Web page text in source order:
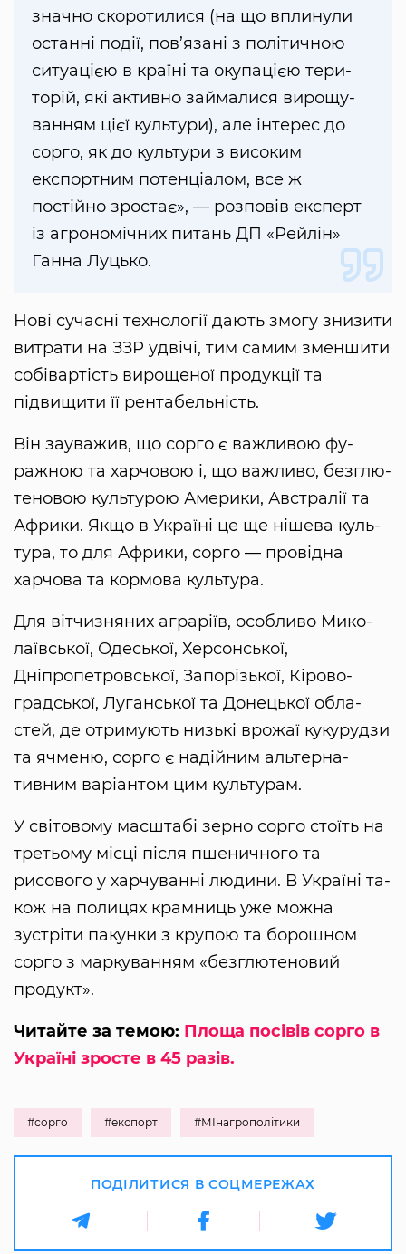
знач­но скоро­ти­ли­ся (на що впли­ну­ли
ос­танні події, пов’язані з політичною
си­ту­ацією в країні та окупацією те­ри­
торій, які ак­тивно займали­ся ви­ро­щу­
ванням цієї куль­ту­ри), але інтерес до
сорго, як до куль­ту­ри з ви­со­ким
експорт­ним по­тенціалом, все ж
постійно зростає», — розповів експерт
із агрономічних питань ДП «Рейлін»
Ганна Луцько.
Нові су­часні техно­логії да­ють змогу знизи­ти
ви­тра­ти на ЗЗР удвічі, тим са­мим змен­ши­ти
собівартість ви­ро­ще­ної продукції та
підвищи­ти її рента­бель­ність.
Він зауважив, що сор­го є важли­вою фу­
ражною та харчо­вою і, що важли­во, безглю­
те­но­вою куль­ту­рою Аме­ри­ки, Авст­ралії та
Афри­ки. Якщо в Ук­раїні це ще ніше­ва куль­
ту­ра, то для Афри­ки, сорго — провідна
харчо­ва та кормо­ва куль­ту­ра.
Для вітчиз­ня­них аг­раріїв, особ­ли­во Мико­
лаївської, Одесь­кої, Хер­сонської,
Дніпропетровської, Запо­різь­кої, Кіро­во­
градсь­кої, Луганської та Донець­кої об­ла­
стей, де отриму­ють низькі врожаї кукурудзи
та ячме­ню, сорго є надійним альтерна­
тивним варіан­том цим куль­ту­рам.
У світо­во­му масштабі зерно сорго стоїть на
треть­ому місці після пшенично­го та
рисового у харчу­ванні лю­ди­ни. В Україні та­
кож на по­ли­цях крам­ниць уже можна
зустріти па­кунки з крупою та бо­рошном
сорго з марку­ванням «безглю­те­но­вий
продукт».
Читайте за темою: Площа посівів сорго в
Україні зросте в 45 разів.
#сорго #експорт #МІнагрополітики
ПОДІЛИТИСЯ В СОЦМЕРЕЖАХ